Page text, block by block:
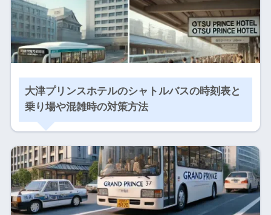
大津プリンスホテルのシャトルバスの時刻表と
乗り場や混雑時の対策方法